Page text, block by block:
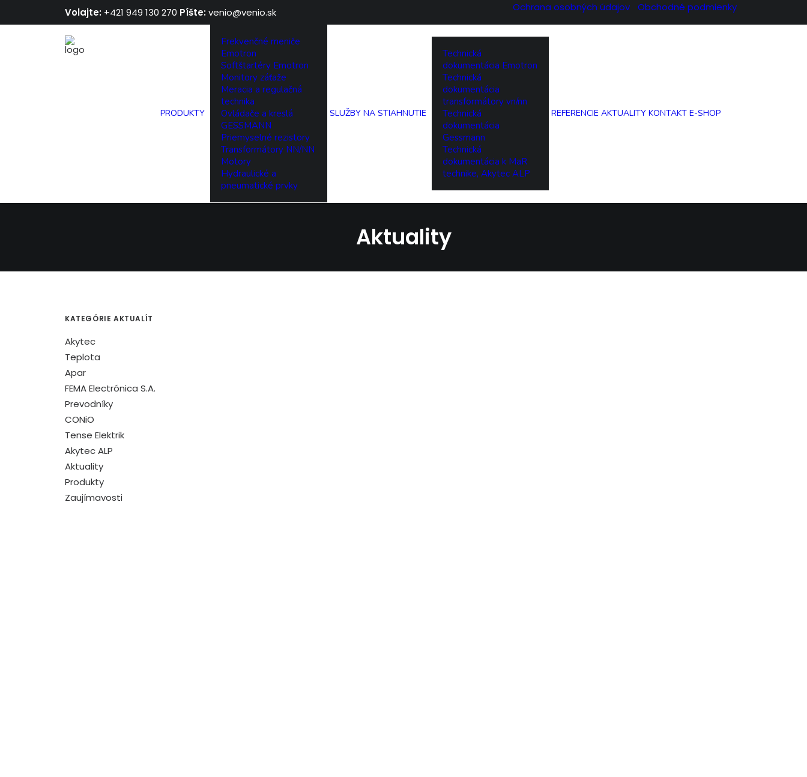
Volajte: +421 949 130 270 Píšte:venio@venio.sk Ochrana osobných údajov Obchodné podmienky
PRODUKTY
Frekvenčné meniče
Emotron
Softštartéry Emotron
Monitory záťaže
Meracia a regulačná
technika
Ovládače a kreslá
GESSMANN
Priemyselné rezistory
Transformátory NN/NN
Motory
Hydraulické a
pneumatické prvky
SLUŽBY NA STIAHNUTIE
Technická
dokumentácia Emotron
Technická
dokumentácia
transformátory vn/nn
Technická
dokumentácia
Gessmann
Technická
dokumentácia k MaR
technike, Akytec ALP
REFERENCIE AKTUALITY KONTAKT E-SHOP
Aktuality
KATEGÓRIE AKTUALÍT
Akytec
Teplota
Apar
FEMA Electrónica S.A.
Prevodníky
CONiO
Tense Elektrik
Akytec ALP
Aktuality
Produkty
Zaujímavosti